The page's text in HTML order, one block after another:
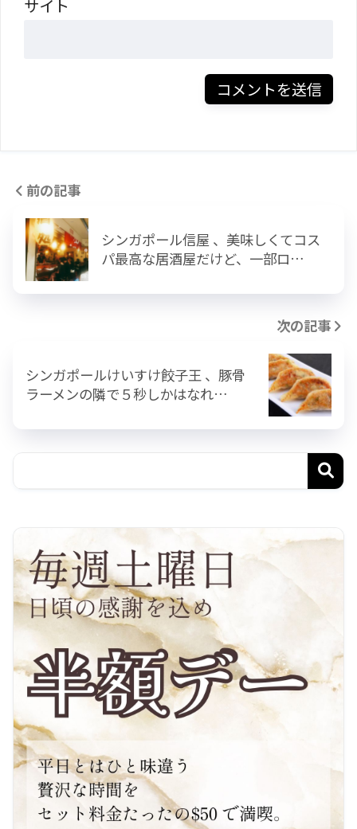
サイト
前の記事
シンガポール信屋 、美味しくてコス
パ最高な居酒屋だけど、一部ロ…
次の記事
シンガポールけいすけ餃子王 、豚骨
ラーメンの隣で５秒しかはなれ…